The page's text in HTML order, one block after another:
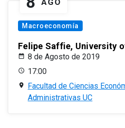
AGO
Macroeconomía
Felipe Saffie, University
8 de Agosto de 2019
17:00
Facultad de Ciencias
Administrativas UC